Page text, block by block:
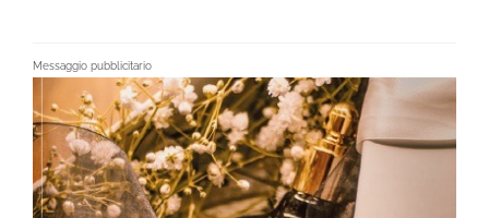
Messaggio pubblicitario